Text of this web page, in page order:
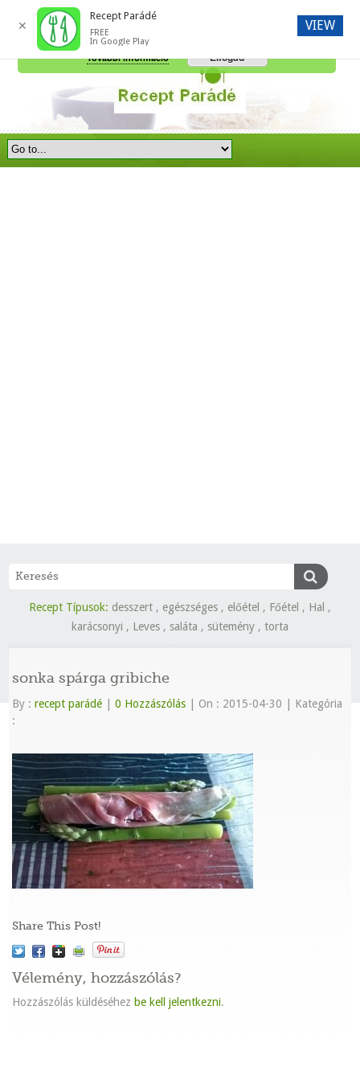
Recept Típusok: desszert , egészséges , előétel , Főétel , Hal ,
karácsonyi , Leves , saláta , sütemény , torta
sonka spárga gribiche
By :recept parádé 0 Hozzászólás On : 2015-04-30
Kategória
:
Share This Post!
Vélemény, hozzászólás?
Hozzászólás küldéséhez be kell jelentkezni.
A honlap további használatához a sütik használatát el kell fogadni.
További információ
Elfogad
✕
Recept Parádé
FREE
In Google Play
VIEW